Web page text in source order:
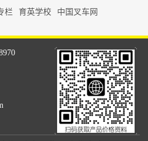
栏 育英学校
中国叉车网